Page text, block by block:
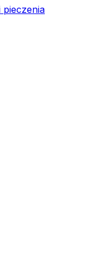
pieczenia